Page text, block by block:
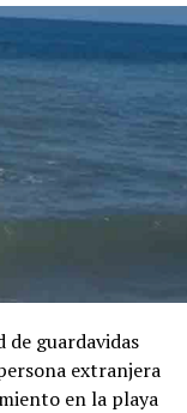
guardavidas
extranjera
en la playa